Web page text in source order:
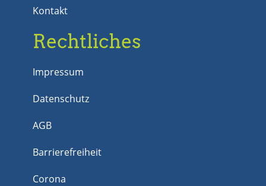
Kontakt
Rechtliches
Impressum
Datenschutz
AGB
Barrierefreiheit
Corona